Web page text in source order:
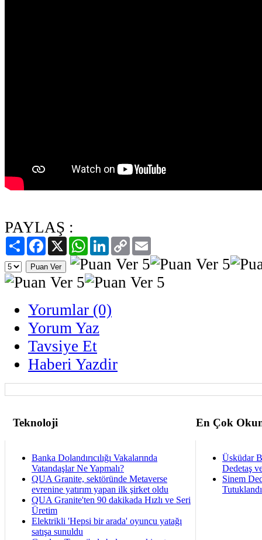
PAYLAŞ :
PaylaşFacebook
X WhatsAppLinkedIn
Copy
Link
Yorumlar (0)
Yorum Yaz
Tavsiye Et
Haberi Yazdir
Teknoloji En Çok
Banka Dolandırıcılığı Vakalarında
Vatandaşlar Ne Yapmalı?
QUA Granite, sektöründe Metaverse
evrenine yatırım yapan ilk şirket oldu
QUA Granite'ten 90 dakikada Hızlı ve Seri
Üretim
Elektrikli 'Hepsi bir arada' oyuncu yatağı
satışa sunuldu
Üsküdar
Dedetaş
Sinem